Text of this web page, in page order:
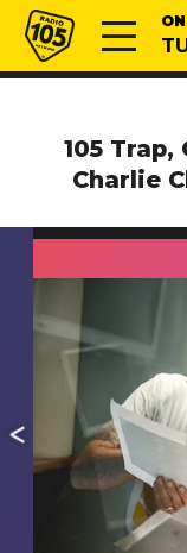
Vai al contenuto
Radio 105
105
Charlie